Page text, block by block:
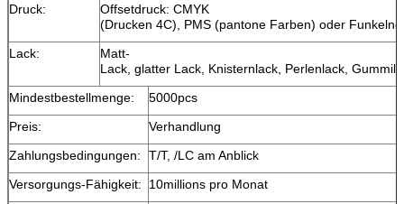
Druck:
Offsetdruck: CMYK
(Drucken 4C), PMS (pantone Farben) oder
Lack:
Matt-
Lack, glatter Lack, Knisternlack, Perlenlack,
Mindestbestellmenge:
5000pcs
Preis:
Verhandlung
Zahlungsbedingungen:
T/T, /LC am Anblick
Versorgungs-Fähigkeit:
10millions pro Monat